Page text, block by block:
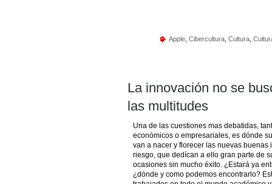
Apple Cibercultura Cultura
La innovación no se
las multitudes
Una de las cuestiones mas debatidas,
económicos o empresariales, es dónde
van a nacer y florecer las nuevas
riesgo, que dedícan a ello gran parte de
ocasiones sin mucho éxito. ¿Estará ya
¿dónde y como podemos encontrarlo?